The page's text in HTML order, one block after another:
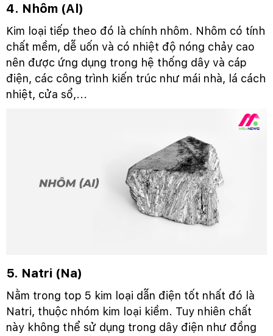
4. Nhôm (Al)
Kim loại tiếp theo đó là chính nhôm. Nhôm có tính
chất mềm, dễ uốn và có nhiệt độ nóng chảy cao
nên được ứng dụng trong hệ thống dây và cáp
điện, các công trình kiến trúc như mái nhà, lá cách
nhiệt, cửa sổ,...
5. Natri (Na)
Nằm trong top 5 kim loại dẫn điện tốt nhất đó là
Natri, thuộc nhóm kim loại kiềm. Tuy nhiên chất
này không thể sử dụng trong dây điện như đồng